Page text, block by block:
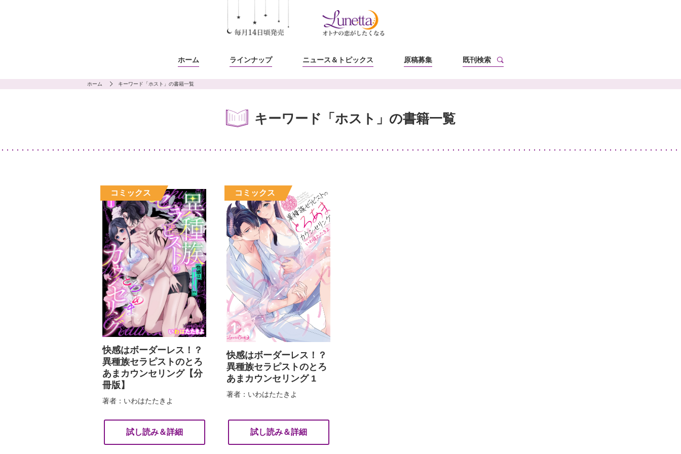
ホーム ラインナップ ニュース ＆トピックス 原稿募集 既刊検索
ホーム キーワード「ホスト」の書籍一覧
キーワード「ホスト」の書籍一覧
快感はボーダーレス！？
異種族セラピストのとろ
あまカウンセリング【分
冊版】
著者：いわはたたきよ
試し読み＆詳細
快感はボーダーレス！？
異種族セラピストのとろ
あまカウンセリング 1
著者：いわはたたきよ
試し読み＆詳細